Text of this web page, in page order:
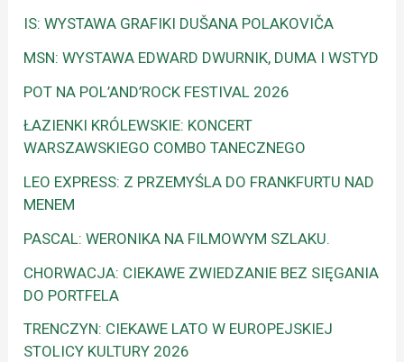
IS: WYSTAWA GRAFIKI DUŠANA POLAKOVIČA
MSN: WYSTAWA EDWARD DWURNIK, DUMA I WSTYD
POT NA POL’AND’ROCK FESTIVAL 2026
ŁAZIENKI KRÓLEWSKIE: KONCERT
WARSZAWSKIEGO COMBO TANECZNEGO
LEO EXPRESS: Z PRZEMYŚLA DO FRANKFURTU NAD
MENEM
PASCAL: WERONIKA NA FILMOWYM SZLAKU.
CHORWACJA: CIEKAWE ZWIEDZANIE BEZ SIĘGANIA
DO PORTFELA
TRENCZYN: CIEKAWE LATO W EUROPEJSKIEJ
STOLICY KULTURY 2026